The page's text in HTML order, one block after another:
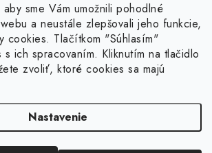
sme Vám umožnili pohodlné
a neustále zlepšovali jeho funkcie,
cookies. Tlačítkom "Súhlasím"
s ich spracovaním. Kliknutím na tlačidlo
zvoliť, ktoré cookies sa majú
Nastavenie